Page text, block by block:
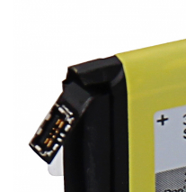
Boxe portabile
Console
Gripuri
Laptop
POS/Scanere coduri de bare